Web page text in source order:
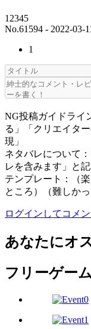
12345
No.61594 - 2022-03-
1
NG投稿ガイドライ
る」「クリエイタ
現」
ネタバレについて
レを含みます」と
テンプレート：（
ところ）（難しか
ログインしてコメン
あなたにオ
フリーゲー